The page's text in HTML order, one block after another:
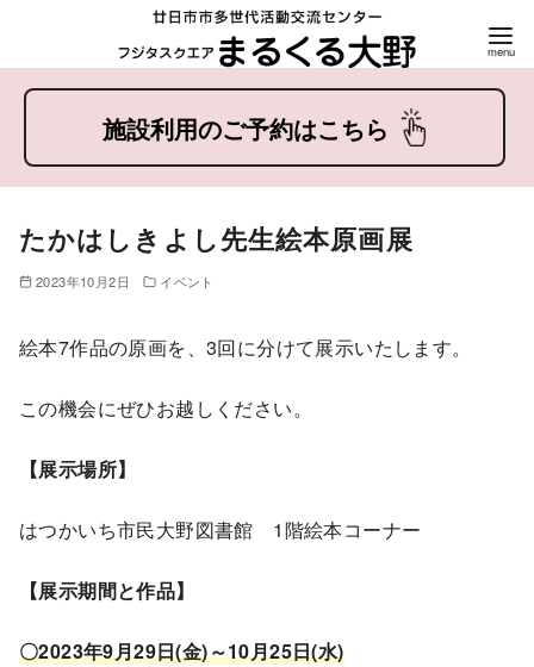
ン
たかはしきよし先生絵本原画展
2023年10月2日 イベント
絵本7作品の原画を、3回に分けて展示いたします。
この機会にぜひお越しください。
【展示場所】
はつかいち市民大野図書館 1階絵本コーナー
【展示期間と作品】
〇2023年9月29日(金)～10月25日(水)